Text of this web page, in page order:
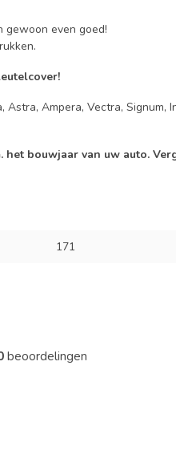
even goed!
Ampera, Vectra, Signum,
het bouwjaar van uw auto.
171
beoordelingen